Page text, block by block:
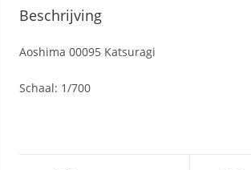
Beschrijving
Aoshima 00095 Katsuragi
Schaal: 1/700